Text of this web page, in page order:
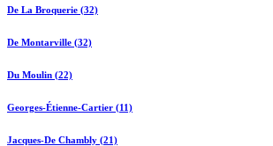
De La Broquerie (32)
De Montarville (32)
Du Moulin (22)
Georges-Étienne-Cartier (11)
Jacques-De Chambly (21)